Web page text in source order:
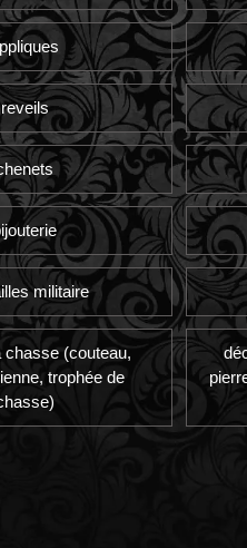
reveils
militaire
chasse (couteau,
trophée de